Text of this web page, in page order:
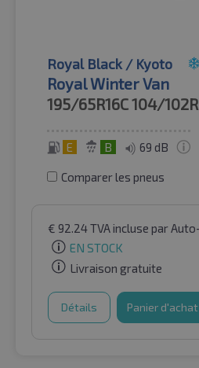
Royal Black / Kyoto
Royal Winter Van
195/65R16C104/102R
E B 69 dB
Comparer les pneus
€ 92.24TVA incluse par
EN STOCK
Livraison gratuite
Détails Panier d'achat